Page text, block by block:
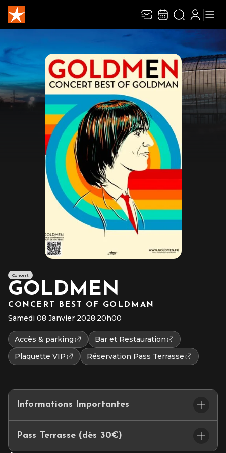
Recevez toute l’actualité en vous abonnant à
notre newsletter :
ENVOYER
Rivaj Group traite votre adresse électronique pour la gestion de votre abonnement à
la newsletter deZénith Limoges Métropole. Vous pouvez retirer votre consentement
à tout moment. Pour en savoir plus, consultez notrepolitique de protection des
Concert
GOLDMEN
CONCERT BEST OF GOLDMAN
Samedi 08 Janvier 2028·20h00
Accès & parking
Bar et Restauration
Plaquette VIP
Réservation Pass Terrasse
Informations Importantes
L’accès au site et/ou aux places numérotées n’est pas garanti
Pass Terrasse (dès 30€)